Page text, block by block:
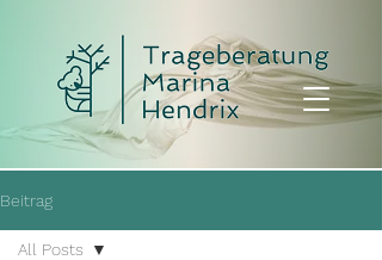
Beitrag
All Posts